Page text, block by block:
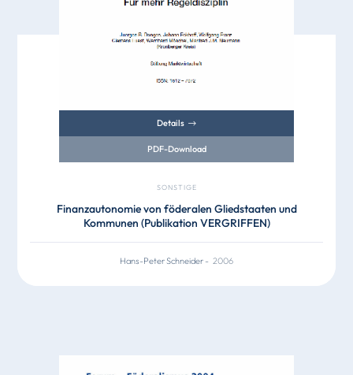
Details
PDF-Download
SONSTIGE
Finanzautonomie von föderalen Gliedstaaten und
Kommunen (Publikation VERGRIFFEN)
Hans-Peter Schneider - 2006